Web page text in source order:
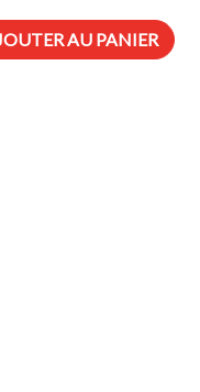
AU PANIER